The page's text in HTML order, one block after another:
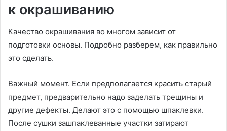
к окрашиванию
Качество окрашивания во многом зависит от
подготовки основы. Подробно разберем, как правильно
это сделать.
Важный момент. Если предполагается красить старый
предмет, предварительно надо заделать трещины и
другие дефекты. Делают это с помощью шпаклевки.
После сушки зашпаклеванные участки затирают